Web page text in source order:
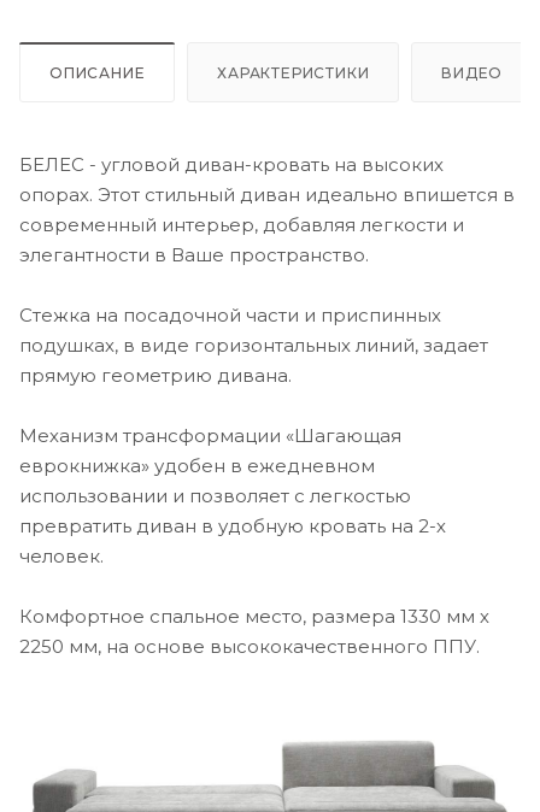
ОПИСАНИЕ ХАРАКТЕРИСТИКИ ВИДЕО
БЕЛЕС - угловой диван-кровать на высоких
опорах. Этот стильный диван идеально впишется в
современный интерьер, добавляя легкости и
элегантности в Ваше пространство.
Стежка на посадочной части и приспинных
подушках, в виде горизонтальных линий, задает
прямую геометрию дивана.
Механизм трансформации «Шагающая
еврокнижка» удобен в ежедневном
использовании и позволяет с легкостью
превратить диван в удобную кровать на 2-х
человек.
Комфортное спальное место, размера 1330 мм х
2250 мм, на основе высококачественного ППУ.